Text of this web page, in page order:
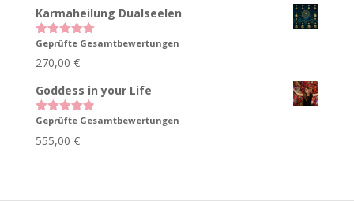
Karmaheilung Dualseelen
Bewertet
von 5
Geprüfte Gesamtbewertungen
270,00 €
Goddess in your Life
Bewertet
von 5
Geprüfte Gesamtbewertungen
555,00 €